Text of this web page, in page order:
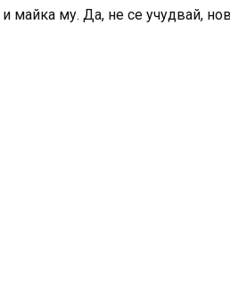
и майка му. Да, не се учудвай,